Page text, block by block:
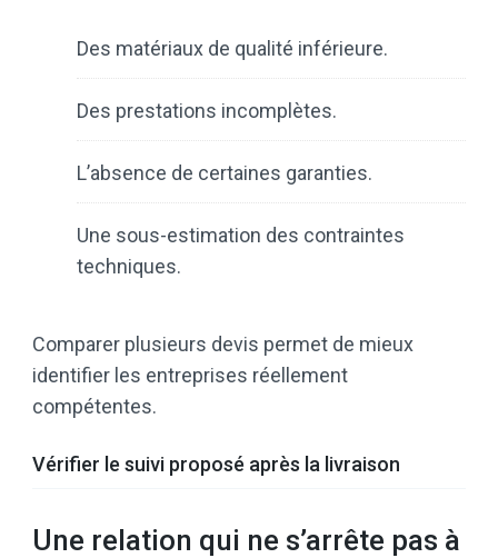
Des matériaux de qualité inférieure.
Des prestations incomplètes.
L’absence de certaines garanties.
Une sous-estimation des contraintes
techniques.
Comparer plusieurs devis permet de mieux
identifier les entreprises réellement
compétentes.
Vérifier le suivi proposé après la livraison
Une relation qui ne s’arrête pas à